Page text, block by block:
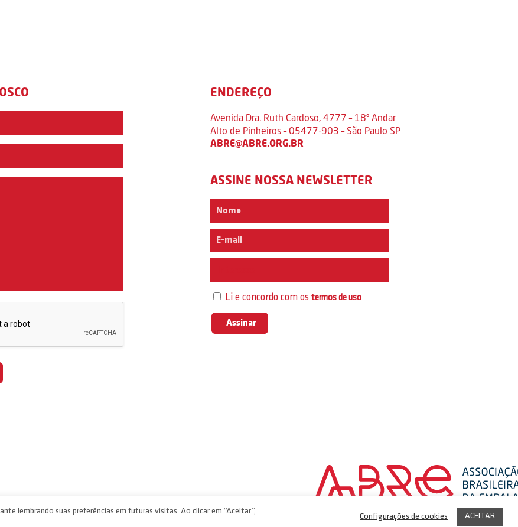
ENDEREÇO
Avenida Dra. Ruth Cardoso, 4777 – 18º Andar
Alto de Pinheiros – 05477-903 – São Paulo SP
ABRE@ABRE.ORG.BR
ASSINE NOSSA NEWSLETTER
Li e concordo com ostermos de uso
lembrando suas preferências em futuras visitas. Ao clicar em “Aceitar”,
Configurações de cookies ACEITAR